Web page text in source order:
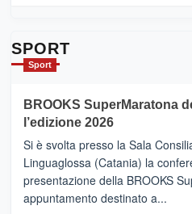
con
la
Al
via
i
collegamenti
SPORT
Sport
BROOKS SuperMaratona
l’edizione 2026
Si è svolta presso la Sala
Linguaglossa (Catania) la
presentazione della BROOKS
appuntamento destinato a...